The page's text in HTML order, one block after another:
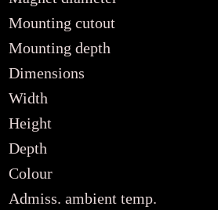
Mounting cutout
Mounting depth
Dimensions
Width
Height
Depth
Colour
Admiss. ambient temp.